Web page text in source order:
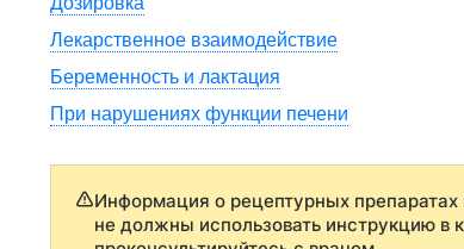
Лекарственное взаимодействие
Беременность и лактация
При нарушениях функции печени
Информация о рецептурных
не должны использовать инструкцию в